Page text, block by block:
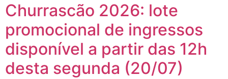
Churrascão 2026: lote
promocional de ingressos
disponível a partir das 12h
desta segunda (20/07)